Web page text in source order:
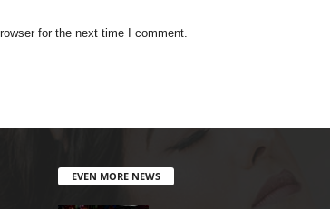
for the next time I comment.
EVEN MORE NEWS